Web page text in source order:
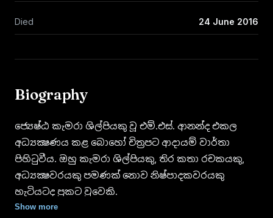
Died 24 June 2016
Biography
ජ්‍යෙෂ්ඨ කැමරා ශිල්පියකු වූ එම්.එස්. ආනන්ද එකල
අධ්‍යක්‍ෂණය කළ බොහෝ චිත්‍රපට ආදායම් වාර්තා
පිහිටුවීය. ඔහු කැමරා ශිල්පියකු, තිර කතා රචකයකු,
අධ්‍යක්‍ෂවරයකු පමණක් නොව නිෂ්පාදකවරයකු
හැටියටද ප්‍රකට වූවෙකි.
Show more